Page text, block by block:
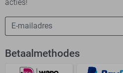
acties!
Betaalmethodes